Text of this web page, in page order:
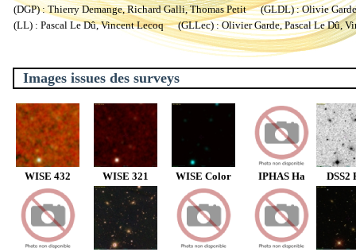
(DGP) : Thierry Demange, Richard Galli, Thomas Petit (GLDL) : Olivie
(LL) : Pascal Le Dû, Vincent Lecoq (GLLec) : Olivier Garde, Pascal Le Dû,
Images issues des surveys
WISE 432 WISE 321 WISE Color IPHAS Ha DSS2